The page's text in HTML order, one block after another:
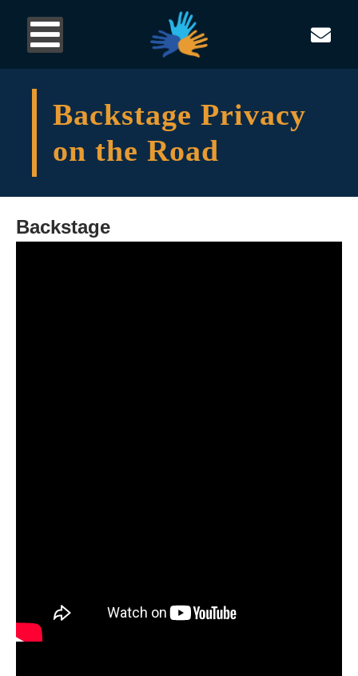
Backstage Privacy
on the Road
Backstage